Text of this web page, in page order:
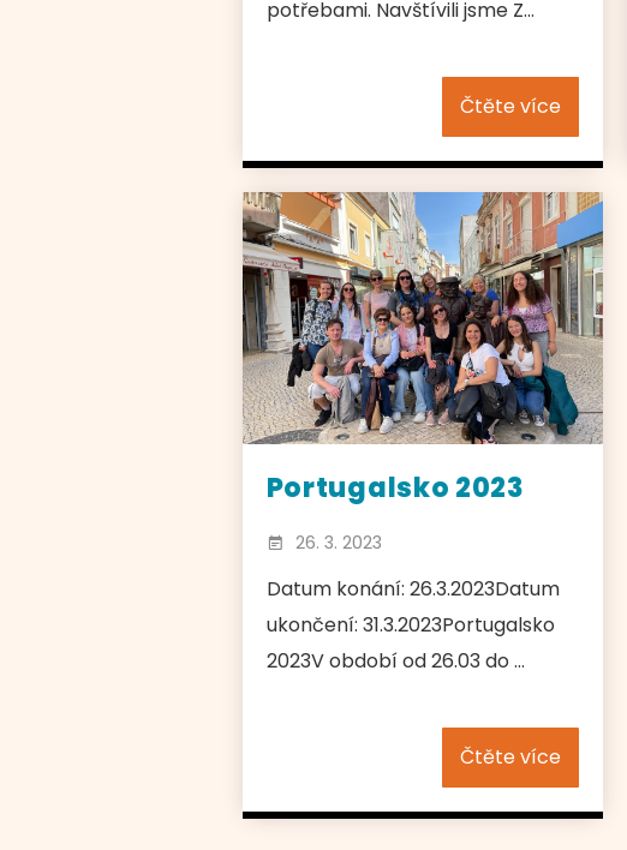
potřebami. Navštívili jsme Z...
Čtěte více
Portugalsko 2023
26. 3. 2023
Datum konání: 26.3.2023Datum
ukončení: 31.3.2023Portugalsko
2023V období od 26.03 do ...
Čtěte více